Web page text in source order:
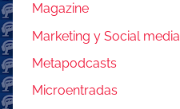
Magazine
Marketing y Social media
Metapodcasts
Microentradas